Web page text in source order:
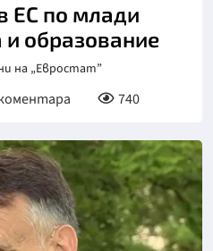
ЕС по млади
и образование
на „Евростат”
740